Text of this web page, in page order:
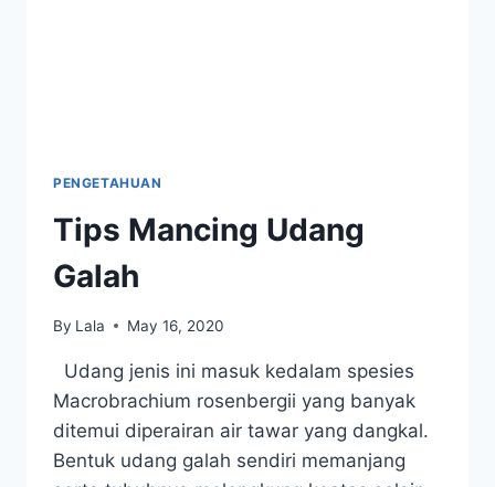
PENGETAHUAN
Tips Mancing Udang
Galah
By Lala May 16, 2020
Udang jenis ini masuk kedalam spesies
Macrobrachium rosenbergii yang banyak
ditemui diperairan air tawar yang dangkal.
Bentuk udang galah sendiri memanjang